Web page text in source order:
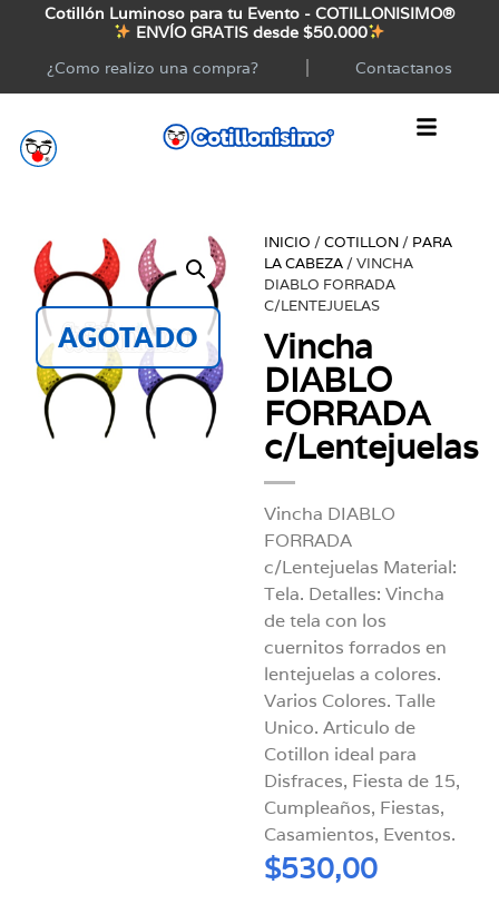
Cotillón Luminoso para tu Evento - COTILLONISIMO®
ENVÍO GRATIS desde $50.000
¿Como realizo una compra?
Contactanos
AGOTADO
INICIO /COTILLON / PARA
LA CABEZA / VINCHA
DIABLO FORRADA
C/LENTEJUELAS
Vincha
DIABLO
FORRADA
c/Lentejuelas
Vincha DIABLO
FORRADA
c/Lentejuelas Material:
Tela. Detalles: Vincha
de tela con los
cuernitos forrados en
lentejuelas a colores.
Varios Colores. Talle
Unico. Articulo de
Cotillon ideal para
Disfraces, Fiesta de 15,
Cumpleaños, Fiestas,
Casamientos, Eventos.
$530,00